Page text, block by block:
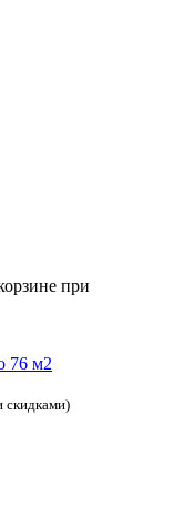
при
76 м2
скидками)